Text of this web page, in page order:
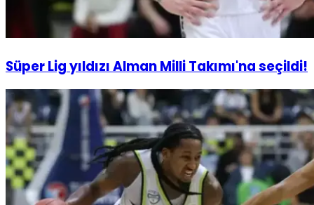
Süper Lig yıldızı Alman Milli Takımı'na seçildi!